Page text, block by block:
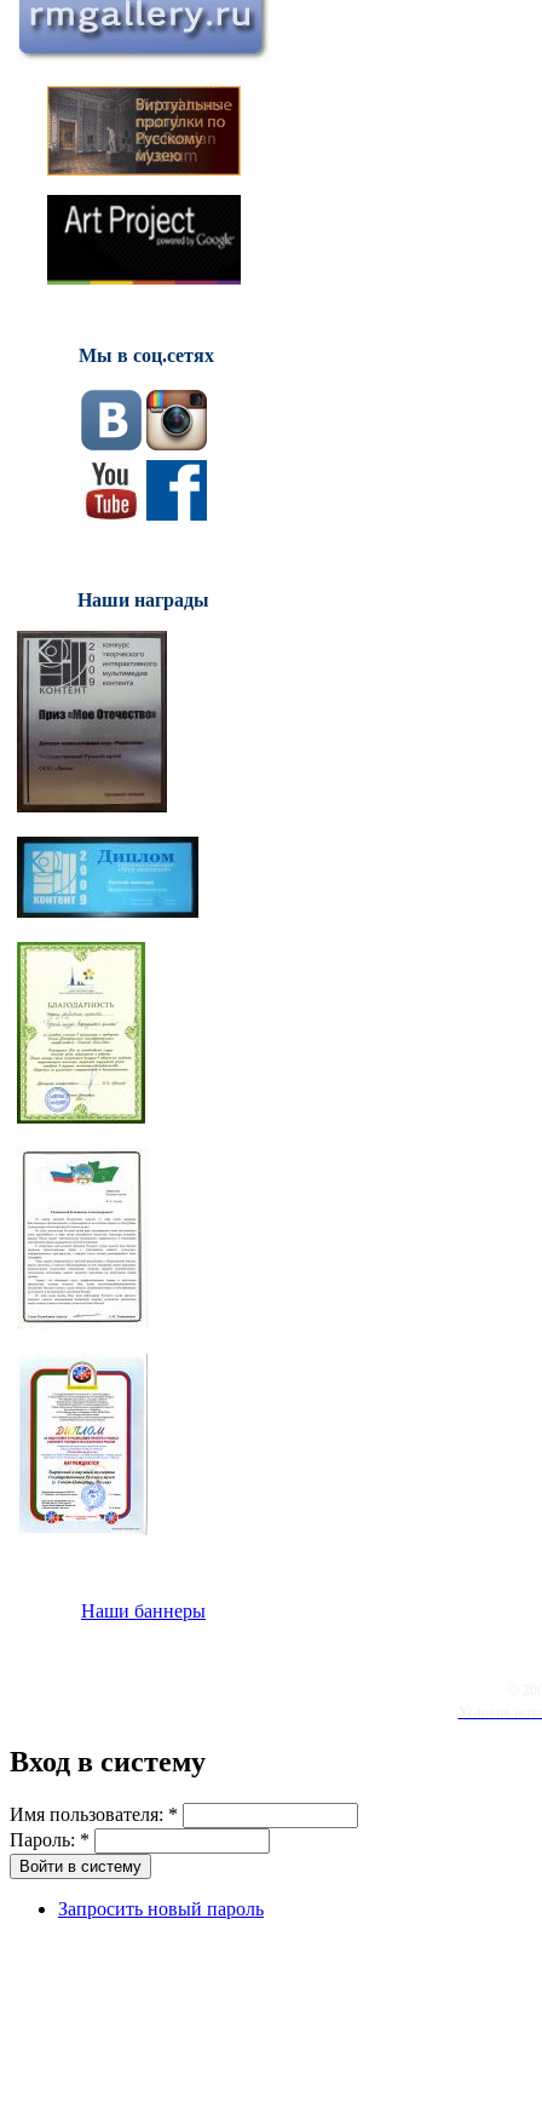
Мы в соц.сетях
Наши награды
Наши баннеры
Вход в систему
Имя пользователя: *
Пароль: *
Запросить новый пароль